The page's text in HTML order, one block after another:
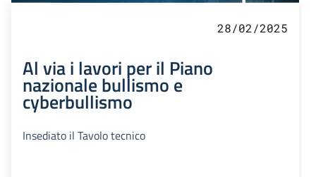
28/02/2025
Al via i lavori per il Piano
nazionale bullismo e
cyberbullismo
Insediato il Tavolo tecnico